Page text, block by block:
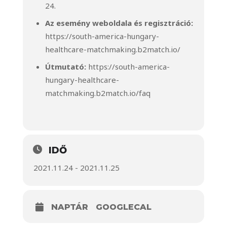
24.
Az esemény weboldala és regisztráció:
https://south-america-hungary-
healthcare-matchmaking.b2match.io/
Útmutató: https://south-america-
hungary-healthcare-
matchmaking.b2match.io/faq
IDŐ
2021.11.24 - 2021.11.25
NAPTÁR GOOGLECAL